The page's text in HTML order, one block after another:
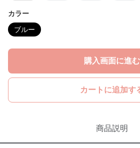
カラー
ブルー
購入画面に進む
カートに追加す
商品説明